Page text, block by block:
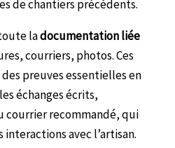
de chantiers précédents.
ladocumentation liée
courriers, photos. Ces
preuves essentielles en
échanges écrits,
courrier recommandé, qui
avec l’artisan.